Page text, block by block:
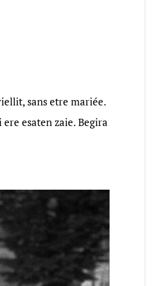
sans etre mariée.
esaten zaie. Begira